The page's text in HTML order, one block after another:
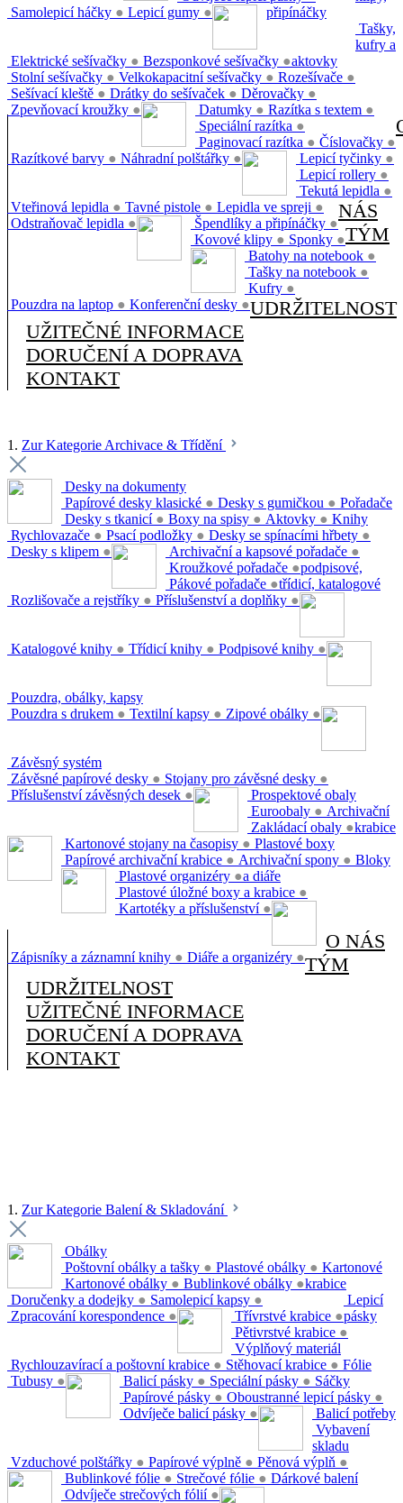
Samolepicí háčky ● Lepicí gumy ●
Elektrické sešívačky ● Bezsponkové sešívačky ●
Stolní sešívačky ● Velkokapacitní sešívačky ● Rozešívače ●
Sešívací kleště ● Drátky do sešívaček ● Děrovačky ●
Zpevňovací kroužky ● Datumky ● Razítka s textem ●
Speciální razítka ●
Paginovací razítka ● Číslovačky ●
Razítkové barvy ● Náhradní polštářky ● Lepicí tyčinky ●
Lepicí rollery ●
Tekutá lepidla ●
Vteřinová lepidla ● Tavné pistole ● Lepidla ve spreji ●
Odstraňovač lepidla ●
připínáčky
Špendlíky a připínáčky ●
Kovové klipy ● Sponky ●
Tašky,
kufry a
aktovky
Batohy na notebook ●
Tašky na notebook ●
Kufry ●
Pouzdra na laptop ● Konferenční desky ●
NÁS
TÝM
UDRŽITELNOST
UŽITEČNÉ INFORMACE
DORUČENÍ A DOPRAVA
KONTAKT
1. Zur Kategorie Archivace & Třídění
Desky na dokumenty
Papírové desky klasické ● Desky s gumičkou ●
Desky s tkanicí ● Boxy na spisy ● Aktovky ●
Rychlovazače ● Psací podložky ● Desky se spínacími hřbety ●
Desky s klipem ●
Pořadače
Archivační a kapsové pořadače ●
Kroužkové pořadače ●
Pákové pořadače ●
Rozlišovače a rejstříky ● Příslušenství a doplňky ●
Knihy
podpisové,
třídicí, katalogové
Katalogové knihy ● Třídicí knihy ● Podpisové knihy ●
Pouzdra, obálky, kapsy
Pouzdra s drukem ● Textilní kapsy ● Zipové obálky ●
Závěsný systém
Závěsné papírové desky ● Stojany pro závěsné desky ●
Příslušenství závěsných desek ●
Prospektové obaly
Euroobaly ●
Zakládací obaly ●
Archivační
krabice
Kartonové stojany na časopisy ●
Papírové archivační krabice ● Archivační spony ●
Plastové boxy
Plastové organizéry ●
Plastové úložné boxy a krabice ●
Kartotéky a příslušenství ●
Bloky
a diáře
Zápisníky a záznamní knihy ● Diáře a organizéry ●
O NÁS
TÝM
UDRŽITELNOST
UŽITEČNÉ INFORMACE
DORUČENÍ A DOPRAVA
KONTAKT
1. Zur Kategorie Balení & Skladování
Obálky
Poštovní obálky a tašky ● Plastové obálky ●
Kartonové obálky ● Bublinkové obálky ●
Doručenky a dodejky ● Samolepicí kapsy ●
Zpracování korespondence ●
Kartonové
krabice
Třívrstvé krabice ●
Pětivrstvé krabice ●
Rychlouzavírací a poštovní krabice ● Stěhovací krabice ●
Tubusy ●
Lepicí
pásky
Balicí pásky ● Speciální pásky ●
Papírové pásky ● Oboustranné lepicí pásky ●
Odvíječe balicí pásky ●
Výplňový materiál
Vzduchové polštářky ● Papírové výplně ● Pěnová výplň ●
Fólie
Bublinkové fólie ● Strečové fólie ●
Odvíječe strečových fólií ●
Sáčky
Balicí potřeby
Vybavení
skladu
Dárkové balení